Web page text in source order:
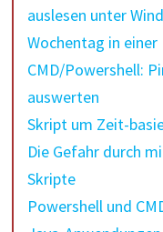
auslesen unter
Wochentag in
CMD/Powershell:
auswerten
Skript um Zeit-
Die Gefahr durch
Skripte
Powershell und